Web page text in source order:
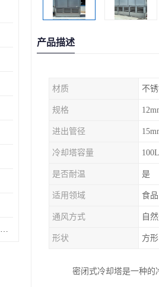
呼和浩特全钢开式横流冷却塔型号
产品描述
材质 不
规格
进出管径
冷却塔容量 100L
是否耐温 是
适用领域
通风方式 自
形状 方形
密闭式冷却塔是一种